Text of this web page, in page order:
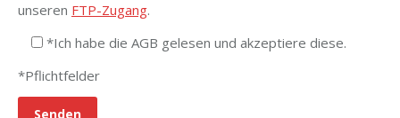
unseren FTP-Zugang.
*Ich habe die AGB gelesen und akzeptiere diese.
*Pflichtfelder